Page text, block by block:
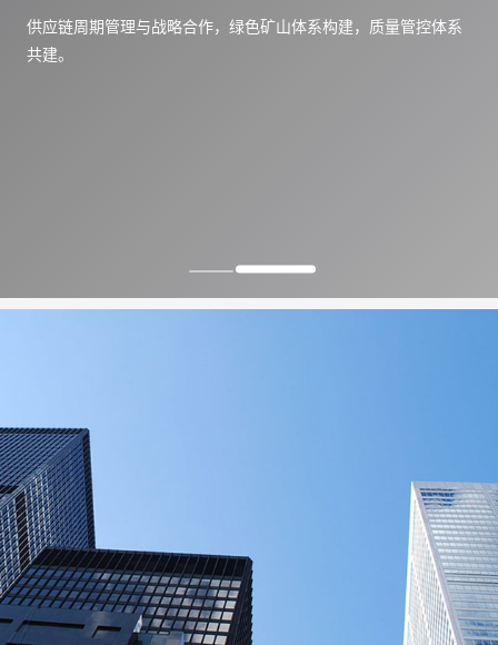
供应链周期管理与战略合作，绿色矿山体系构建，质量管控体系
共建。